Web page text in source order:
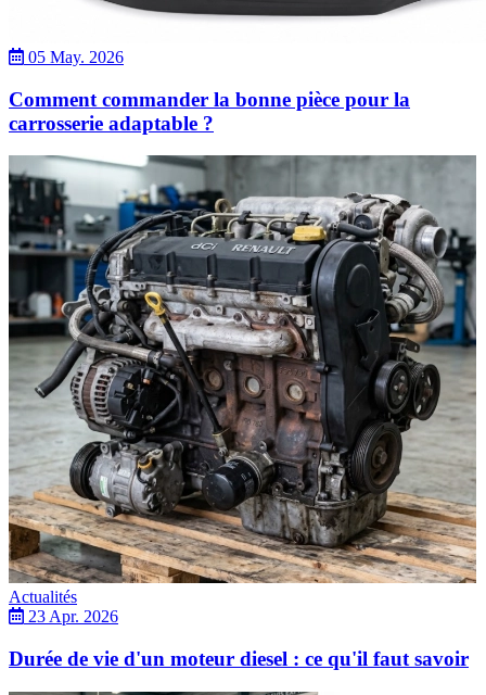
05 May. 2026
Comment commander la bonne pièce pour la
carrosserie adaptable ?
Actualités
23 Apr. 2026
Durée de vie d'un moteur diesel : ce qu'il faut savoir